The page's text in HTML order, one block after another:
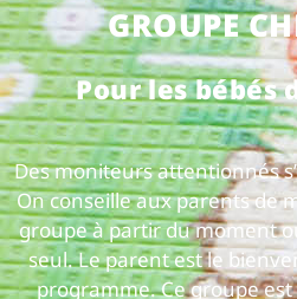
GROUPE
Pour les bébés
Des moniteurs attentionnés
On conseille aux parents de
groupe à partir du moment
seul. Le parent est le
programme. Ce groupe